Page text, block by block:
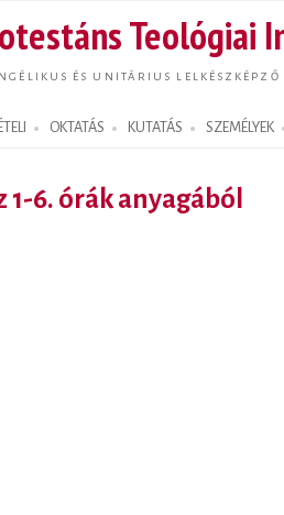
Teológiai
ÉS UNITÁRIUS LELKÉSZKÉPZŐ
OKTATÁS KUTATÁS SZEMÉLYEK
1-6. órák anyagából